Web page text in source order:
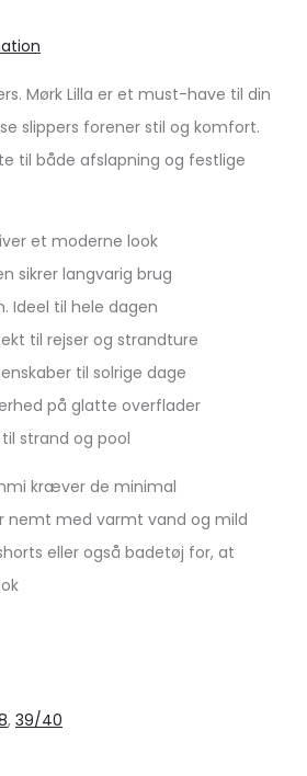
Mørk Lilla er et must-have til din
slippers forener stil og komfort.
til både afslapning og festlige
et moderne look
sikrer langvarig brug
Ideel til hele dagen
til rejser og strandture
til solrige dage
på glatte overflader
strand og pool
kræver de minimal
nemt med varmt vand og mild
eller også badetøj for, at
, 39/40